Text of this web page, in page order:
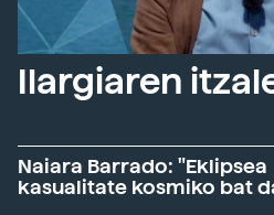
Ilargiaren
Naiara Barrado: "Eklipsea
kasualitate kosmiko bat